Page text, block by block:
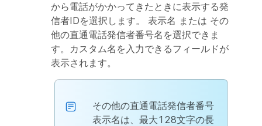
から電話がかかってきたときに表示する発
信者IDを選択します。 表示名 または その
他の直通電話発信者番号名 を選択できま
す。カスタム名を入力できるフィールドが
表示されます。
その他の直通電話発信者番号
表示名は、最大128文字の長